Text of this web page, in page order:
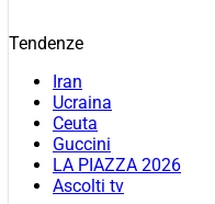
Tendenze
Iran
Ucraina
Ceuta
Guccini
LA PIAZZA 2026
Ascolti tv